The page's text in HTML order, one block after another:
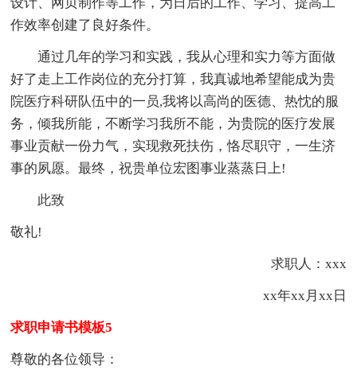
作效率创建了良好条件。
通过几年的学习和实践，我从心理和实力等方面做
好了走上工作岗位的充分打算，我真诚地希望能成为贵
院医疗科研队伍中的一员,我将以高尚的医德、热忱的服
务，倾我所能，不断学习我所不能，为贵院的医疗发展
事业贡献一份力气，实现救死扶伤，恪尽职守，一生济
事的夙愿。最终，祝贵单位宏图事业蒸蒸日上!
此致
敬礼!
求职人：xxx
xx年xx月xx日
求职申请书模板5
尊敬的各位领导：